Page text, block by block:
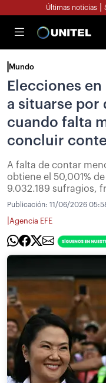
Últimas noticias
Mundo
Elecciones
a situarse por
cuando falta
concluir
A falta de contar
obtiene el 50,001%
9.032.189 sufragios,
Publicación: 11/06/2026
Agencia EFE